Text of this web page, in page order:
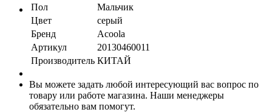
Пол
Мальчик
Цвет
серый
Бренд
Acoola
Артикул
20130460011
Производитель КИТАЙ
Вы можете задать любой интересующий вас вопрос по
товару или работе магазина. Наши менеджеры
обязательно вам помогут.